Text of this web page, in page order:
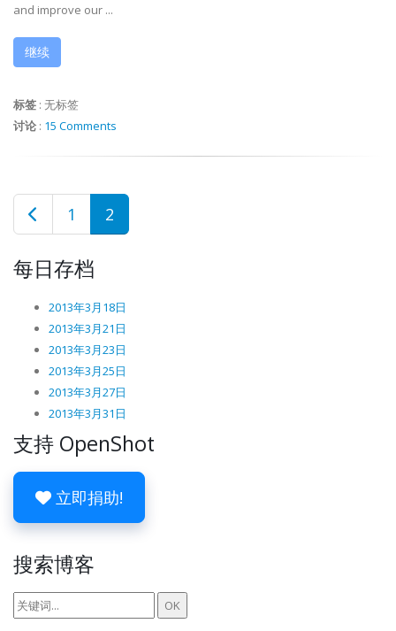
and improve our ...
继续
标签 : 无标签
讨论 : 15 Comments
1 2
每日存档
2013年3月18日
2013年3月21日
2013年3月23日
2013年3月25日
2013年3月27日
2013年3月31日
支持 OpenShot
立即捐助!
搜索博客